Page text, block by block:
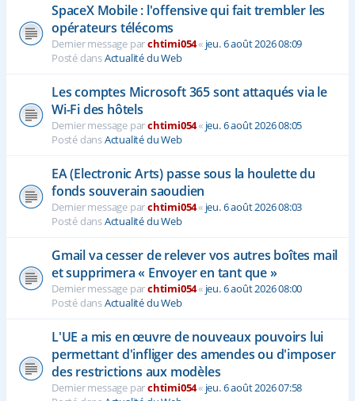
SpaceX Mobile : l'offensive qui fait trembler les
opérateurs télécoms
Dernier message parchtimi054« jeu. 6 août 2026 08:09
Posté dansActualité du Web
Les comptes Microsoft 365 sont attaqués via le
Wi-Fi des hôtels
Dernier message parchtimi054« jeu. 6 août 2026 08:05
Posté dansActualité du Web
EA (Electronic Arts) passe sous la houlette du
fonds souverain saoudien
Dernier message parchtimi054« jeu. 6 août 2026 08:03
Posté dansActualité du Web
Gmail va cesser de relever vos autres boîtes mail
et supprimera « Envoyer en tant que »
Dernier message parchtimi054« jeu. 6 août 2026 08:00
Posté dansActualité du Web
L'UE a mis en œuvre de nouveaux pouvoirs lui
permettant d'infliger des amendes ou d'imposer
des restrictions aux modèles
Dernier message parchtimi054« jeu. 6 août 2026 07:58